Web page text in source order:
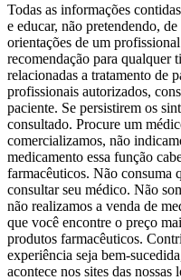
Todas as informações
e educar, não pretendendo,
orientações de um
recomendação para qualquer
relacionadas a tratamento de
profissionais autorizados,
paciente. Se persistirem os
consultado. Procure um
comercializamos, não
medicamento essa função
farmacêuticos. Não consuma
consultar seu médico. Não
não realizamos a venda de
que você encontre o preço
produtos farmacêuticos.
experiência seja bem-
acontece nos sites das nossas